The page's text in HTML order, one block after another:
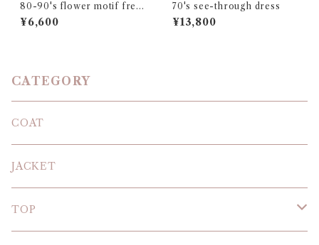
80-90's flower motif fren
ch sleeve top
¥6,600
70's see-through dress
¥13,800
CATEGORY
COAT
JACKET
TOP